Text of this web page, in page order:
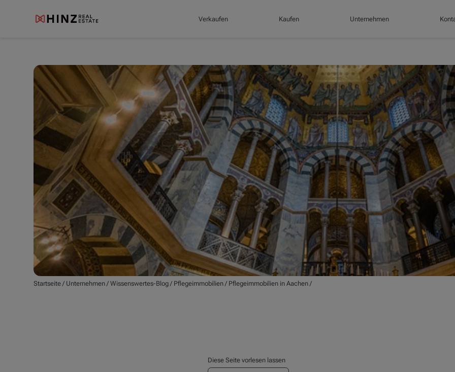
Verkaufen Kaufen Unternehmen
Startseite / Unternehmen /Wissenswertes-Blog / Pflegeimmobilien / Pflegeimmobilien in Aachen /
Diese Seite vorlesen lassen